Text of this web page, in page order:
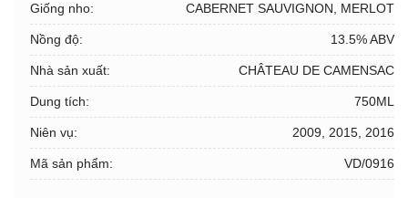
Giống nho: CABERNET SAUVIGNON, MERLOT
Nồng độ: 13.5% ABV
Nhà sản xuất: CHÂTEAU DE CAMENSAC
Dung tích: 750ML
Niên vụ: 2009, 2015, 2016
Mã sản phẩm: VD/0916